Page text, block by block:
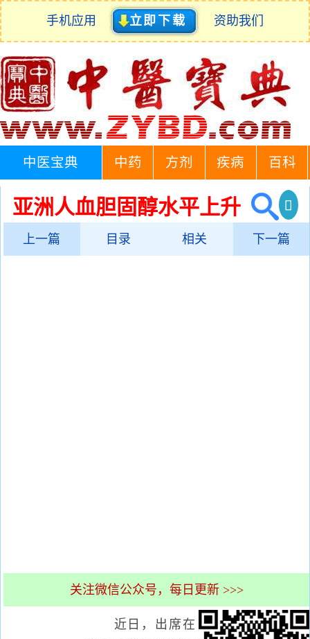
手机应用 立即下载 资助我们
中医宝典 中药 方剂 疾病 百科
亚洲人血胆固醇水平上升
上一篇 目录 相关 下一篇
关注微信公众号，每日更新 >>>
近日，出席在